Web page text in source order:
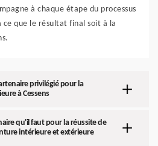
à chaque étape du processus
que le résultat final soit à la
privilégié pour la
à Cessens
qu'il faut pour la réussite de
intérieure et extérieure